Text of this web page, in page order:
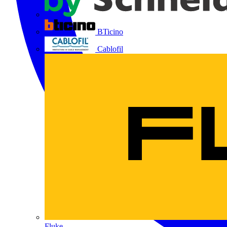
BTicino
Cablofil